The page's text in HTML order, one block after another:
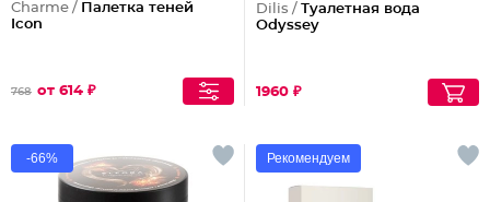
Charme / Палетка теней
Icon
768 от 614 ₽
Dilis / Туалетная вода
Odyssey
1960 ₽
-66% Рекомендуем